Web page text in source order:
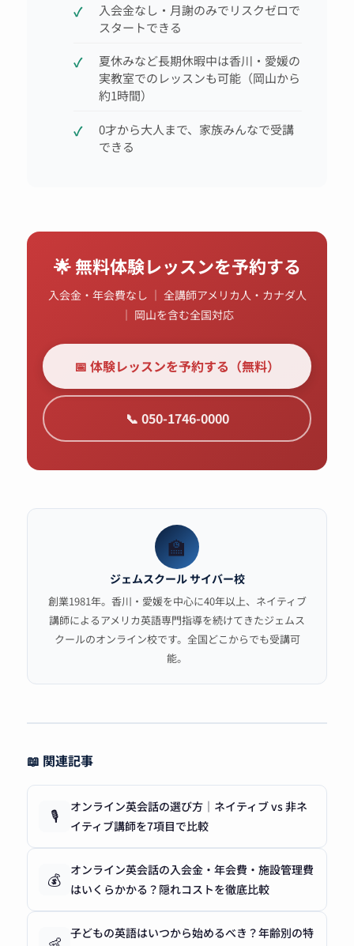
入会金なし・月謝のみでリスクゼロで
スタートできる
夏休みなど長期休暇中は香川・愛媛の
実教室でのレッスンも可能（岡山から
約1時間）
0才から大人まで、家族みんなで受講
できる
🌟 無料体験レッスンを予約する
入会金・年会費なし ｜ 全講師アメリカ人・カナダ人
｜ 岡山を含む全国対応
📅 体験レッスンを予約する（無料）
📞 050-1746-0000
🏫
ジェムスクール サイバー校
創業1981年。香川・愛媛を中心に40年以上、ネイティブ
講師によるアメリカ英語専門指導を続けてきたジェムス
クールのオンライン校です。全国どこからでも受講可
能。
📖 関連記事
🎙️
オンライン英会話の選び方｜ネイティブ vs 非ネ
イティブ講師を7項目で比較
💰
オンライン英会話の入会金・年会費・施設管理費
はいくらかかる？隠れコストを徹底比較
子どもの英語はいつから始めるべき？年齢別の特